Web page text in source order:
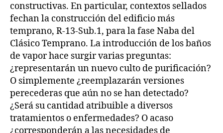
constructivas. En particular, contextos sellados
fechan la construcción del edificio más
temprano, R-13-Sub.1, para la fase Naba del
Clásico Temprano. La introducción de los baños
de vapor hace surgir varias preguntas:
¿representarán un nuevo culto de purificación?
O simplemente ¿reemplazarán versiones
perecederas que aún no se han detectado?
¿Será su cantidad atribuible a diversos
tratamientos o enfermedades? O acaso